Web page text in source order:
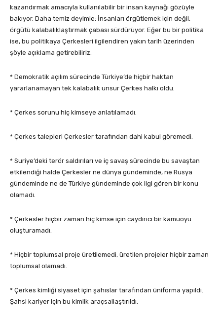
kazandırmak amacıyla kullanılabilir bir insan kaynağı gözüyle
bakıyor. Daha temiz deyimle: İnsanları örgütlemek için değil,
örgütü kalabalıklaştırmak çabası sürdürüyor. Eğer bu bir politika
ise, bu politikaya Çerkesleri ilgilendiren yakın tarih üzerinden
şöyle açıklama getirebiliriz.
* Demokratik açılım sürecinde Türkiye’de hiçbir haktan
yararlanamayan tek kalabalık unsur Çerkes halkı oldu.
* Çerkes sorunu hiç kimseye anlatılamadı.
* Çerkes talepleri Çerkesler tarafından dahi kabul göremedi.
* Suriye’deki terör saldırıları ve iç savaş sürecinde bu savaştan
etkilendiği halde Çerkesler ne dünya gündeminde, ne Rusya
gündeminde ne de Türkiye gündeminde çok ilgi gören bir konu
olamadı.
* Çerkesler hiçbir zaman hiç kimse için caydırıcı bir kamuoyu
oluşturamadı.
* Hiçbir toplumsal proje üretilemedi, üretilen projeler hiçbir zaman
toplumsal olamadı.
* Çerkes kimliği siyaset için şahıslar tarafından üniforma yapıldı.
Şahsi kariyer için bu kimlik araçsallaştırıldı.